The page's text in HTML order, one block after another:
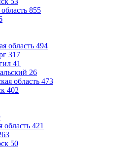
855
область 494
317
41
26
область 473
402
область 421
50